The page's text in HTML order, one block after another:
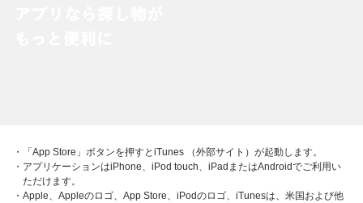
・「App Store」ボタンを押すとiTunes （外部サイト）が起動します。
・アプリケーションはiPhone、iPod touch、iPadまたはAndroidでご利用い
ただけます。
・Apple、Appleのロゴ、App Store、iPodのロゴ、iTunesは、米国および他